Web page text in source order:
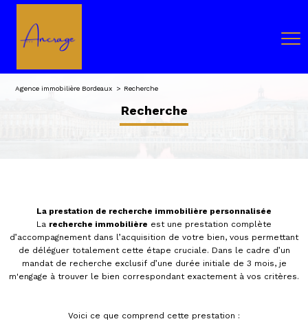
Agence immobilière Bordeaux Recherche
recherche
La prestation de recherche immobilière personnalisée
La recherche immobilière est une prestation complète
d’accompagnement dans l’acquisition de votre bien, vous permettant
de déléguer totalement cette étape cruciale. Dans le cadre d’un
mandat de recherche exclusif d’une durée initiale de 3 mois, je
m'engage à trouver le bien correspondant exactement à vos critères.
Voici ce que comprend cette prestation :